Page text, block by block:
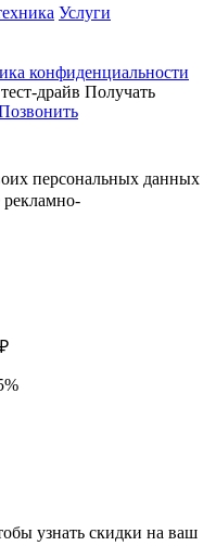
Услуги
конфиденциальности
драйв Получать
персональных данных
рекламно-
узнать скидки на ваш